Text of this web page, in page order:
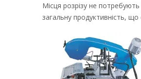
Місця розрізу не
загальну продуктивність,